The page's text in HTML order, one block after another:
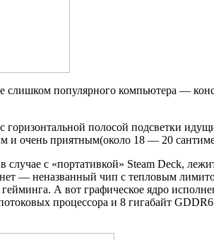
слишком популярного компьютера —
горизонтальной полосой подсветки
и очень приятным(около 18 — 20
с «портативкой» Steam Deck,
— неназванный чип с тепловым
А вот графическое ядро
процессора и 8 гигабайт